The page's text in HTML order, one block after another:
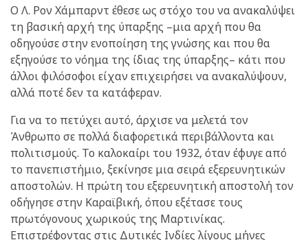
Ο Λ. Ρον Χάμπαρντ έθεσε ως στόχο του να ανακαλύψει
τη βασική αρχή της ύπαρξης –μια αρχή που θα
οδηγούσε στην ενοποίηση της γνώσης και που θα
εξηγούσε το νόημα της ίδιας της ύπαρξης– κάτι που
άλλοι φιλόσοφοι είχαν επιχειρήσει να ανακαλύψουν,
αλλά ποτέ δεν τα κατάφεραν.
Για να το πετύχει αυτό, άρχισε να μελετά τον
Άνθρωπο σε πολλά διαφορετικά περιβάλλοντα και
πολιτισμούς. Το καλοκαίρι του 1932, όταν έφυγε από
το πανεπιστήμιο, ξεκίνησε μια σειρά εξερευνητικών
αποστολών. Η πρώτη του εξερευνητική αποστολή τον
οδήγησε στην Καραϊβική, όπου εξέτασε τους
πρωτόγονους χωρικούς της Μαρτινίκας.
Επιστρέφοντας στις Δυτικές Ινδίες λίγους μήνες